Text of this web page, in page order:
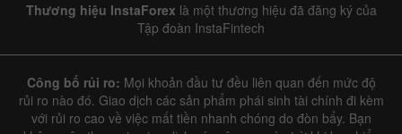
Thương hiệu InstaForex là một thương hiệu đã đăng ký của
Tập đoàn InstaFintech
Công bố rủi ro: Mọi khoản đầu tư đều liên quan đến mức độ
rủi ro nào đó. Giao dịch các sản phẩm phái sinh tài chính đi kèm
với rủi ro cao về việc mất tiền nhanh chóng do đòn bẩy. Bạn